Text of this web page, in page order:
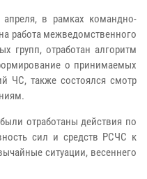
в рамках командно-
работа межведомственного
групп, отработан алгоритм
о принимаемых
ЧС, также состоялся смотр
отработаны действия по
сил и средств РСЧС к
ситуации, весеннего